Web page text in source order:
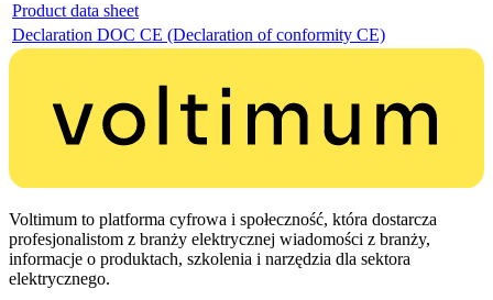
Product data sheet
Declaration DOC CE (Declaration of conformity CE)
Voltimum to platforma cyfrowa i społeczność, która dostarcza
profesjonalistom z branży elektrycznej wiadomości z branży,
informacje o produktach, szkolenia i narzędzia dla sektora
elektrycznego.